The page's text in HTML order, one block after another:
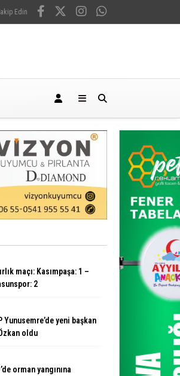
Edin
maçı: Kasımpaşa: 1 –
2
Yunusemre’de yeni başkan
oldu
orman yangınına